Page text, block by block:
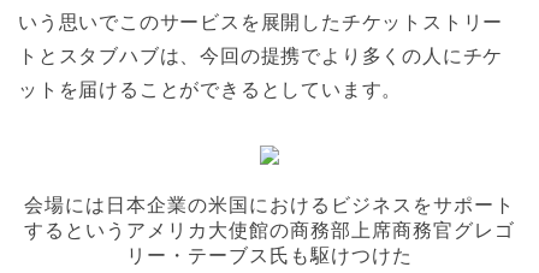
いう思いでこのサービスを展開したチケットストリー
トとスタブハブは、今回の提携でより多くの人にチケ
ットを届けることができるとしています。
会場には日本企業の米国におけるビジネスをサポート
するというアメリカ大使館の商務部上席商務官グレゴ
リー・テーブス氏も駆けつけた